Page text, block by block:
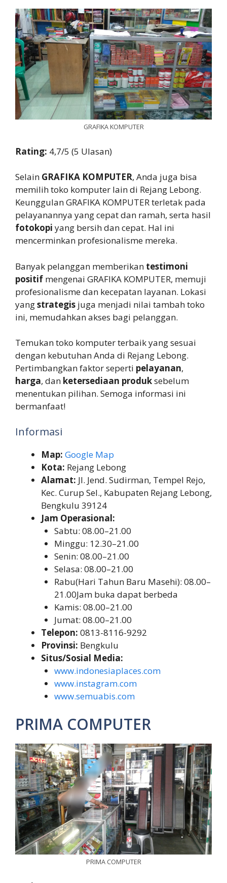
GRAFIKA KOMPUTER
Rating: 4,7/5 (5 Ulasan)
Selain GRAFIKA KOMPUTER, Anda juga bisa
memilih toko komputer lain di Rejang Lebong.
Keunggulan GRAFIKA KOMPUTER terletak pada
pelayanannya yang cepat dan ramah, serta hasil
fotokopi yang bersih dan cepat. Hal ini
mencerminkan profesionalisme mereka.
Banyak pelanggan memberikan testimoni
positif mengenai GRAFIKA KOMPUTER, memuji
profesionalisme dan kecepatan layanan. Lokasi
yangstrategis juga menjadi nilai tambah toko
ini, memudahkan akses bagi pelanggan.
Temukan toko komputer terbaik yang sesuai
dengan kebutuhan Anda di Rejang Lebong.
Pertimbangkan faktor seperti pelayanan,
harga, dan ketersediaan produksebelum
menentukan pilihan. Semoga informasi ini
bermanfaat!
Informasi
Map: Google Map
Kota: Rejang Lebong
Alamat: Jl. Jend. Sudirman, Tempel Rejo,
Kec. Curup Sel., Kabupaten Rejang Lebong,
Bengkulu 39124
Jam Operasional:
Sabtu: 08.00–21.00
Minggu: 12.30–21.00
Senin: 08.00–21.00
Selasa: 08.00–21.00
Rabu(Hari Tahun Baru Masehi): 08.00–
21.00Jam buka dapat berbeda
Kamis: 08.00–21.00
Jumat: 08.00–21.00
Telepon: 0813-8116-9292
Provinsi: Bengkulu
Situs/Sosial Media:
www.indonesiaplaces.com
www.instagram.com
www.semuabis.com
PRIMA COMPUTER
PRIMA COMPUTER